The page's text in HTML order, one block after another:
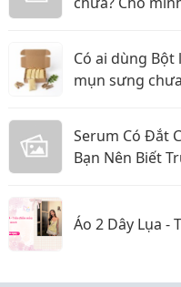
Có ai dùng
mụn sưng
Serum Có Đắt
Bạn Nên Biết
Áo 2 Dây Lụa -